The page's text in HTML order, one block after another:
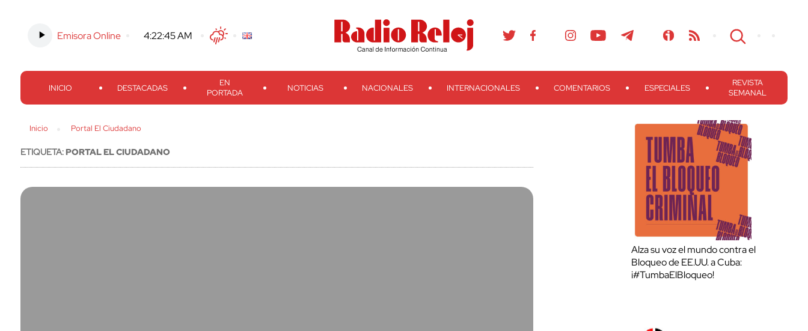
Emisora Online 4:22:46 AM TwitterFacebook
Threads
Instagram TelegramTeveo Ivoox RSS Search
INICIO DESTACADAS
EN
PORTADA
NOTICIAS NACIONALES INTERNACIONALES COMENTARIOS ESPECIALES
REVISTA
SEMANAL
Inicio Portal El Ciudadano
ETIQUETA:PORTAL EL CIUDADANO
Alza su voz el mundo contra el
Bloqueo de EE.UU. a Cuba:
¡#TumbaElBloqueo!